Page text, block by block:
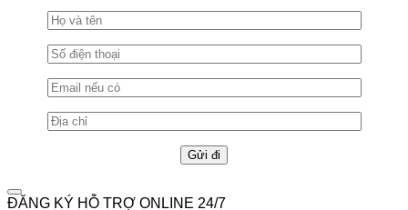
ĐĂNG KÝ HỖ TRỢ ONLINE 24/7